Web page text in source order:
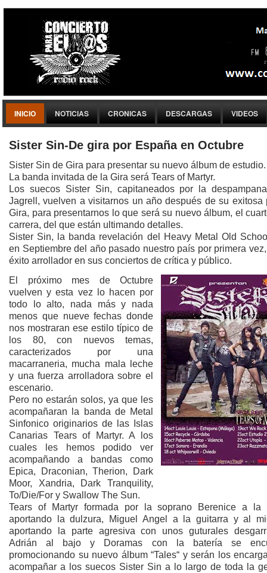
INICIO NOTICIAS CRONICAS DESCARGAS VIDEOS
Sister Sin-De gira por España‏ en Octubre
Sister Sin de Gira para presentar su nuevo álbum de estudio.
La banda invitada de la Gira será Tears of Martyr.
Los suecos Sister Sin, capitaneados por la
Jagrell, vuelven a visitarnos un año después de su exitosa
Gira, para presentarnos lo que será su nuevo álbum, el
carrera, del que están ultimando detalles.
Sister Sin, la banda revelación del Heavy Metal Old
en Septiembre del año pasado nuestro país por primera
éxito arrollador en sus conciertos de crítica y público.
El próximo mes de Octubre
vuelven y esta vez lo hacen por
todo lo alto, nada más y nada
menos que nueve fechas donde
nos mostraran ese estilo típico de
los 80, con nuevos temas,
caracterizados por una
macarraneria, mucha mala leche
y una fuerza arrolladora sobre el
escenario.
Pero no estarán solos, ya que les
acompañaran la banda de Metal
Sinfonico originarios de las Islas
Canarias Tears of Martyr. A los
cuales les hemos podido ver
acompañando a bandas como
Epica, Draconian, Therion, Dark
Moor, Xandria, Dark Tranquility,
To/Die/For y Swallow The Sun.
Tears of Martyr formada por la soprano Berenice a la
aportando la dulzura, Miguel Angel a la guitarra y al
aportando la parte agresiva con unos guturales
Adrián al bajo y Doramas con la batería se
promocionando su nuevo álbum “Tales“ y serán los
acompañar a los suecos Sister Sin a lo largo de toda la